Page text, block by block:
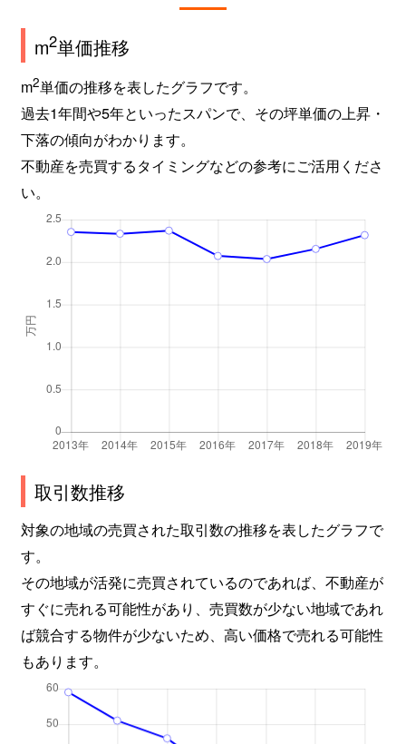
m2単価推移
m2単価の推移を表したグラフです。
過去1年間や5年といったスパンで、その坪単価の上昇・
下落の傾向がわかります。
不動産を売買するタイミングなどの参考にご活用くださ
い。
取引数推移
対象の地域の売買された取引数の推移を表したグラフで
す。
その地域が活発に売買されているのであれば、不動産が
すぐに売れる可能性があり、売買数が少ない地域であれ
ば競合する物件が少ないため、高い価格で売れる可能性
もあります。